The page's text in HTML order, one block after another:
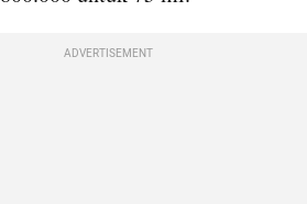
ADVERTISEMENT